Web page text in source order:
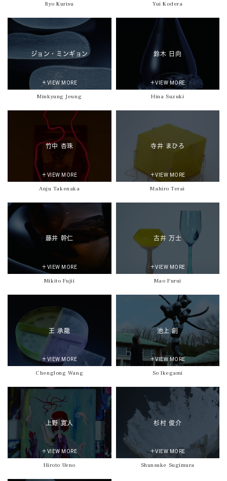
Ryo Kurisu Yui Kodera
ジョン・ミンギョン
＋VIEW MORE
Minkyung Jeung
鈴木 日向
＋VIEW MORE
Hina Suzuki
竹中 杏珠
＋VIEW MORE
Anju Takenaka
寺井 まひろ
＋VIEW MORE
Mahiro Terai
藤井 幹仁
＋VIEW MORE
Mikito Fujii
古井 万士
＋VIEW MORE
Mao Furui
王 承龍
＋VIEW MORE
Chenglong Wang
池上 創
＋VIEW MORE
So Ikegami
上野 寛人
＋VIEW MORE
Hiroto Ueno
杉村 俊介
＋VIEW MORE
Shunsuke Sugimura